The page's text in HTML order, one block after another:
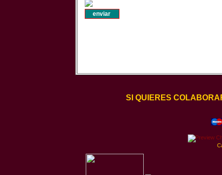
SI QUIERES